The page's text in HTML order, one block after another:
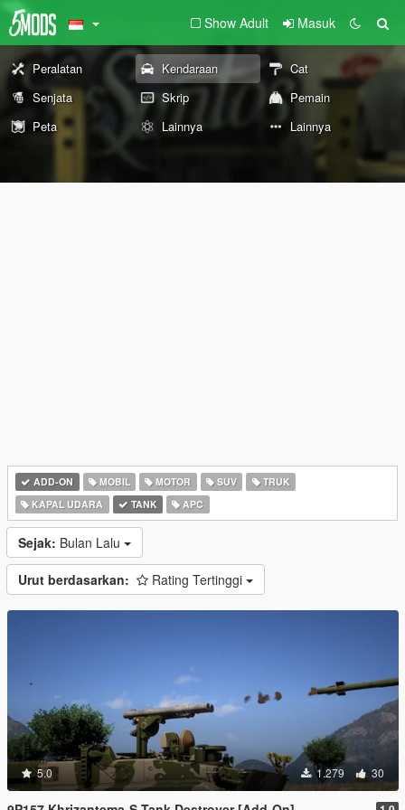
Show Adult Masuk
Peralatan Kendaraan
Cat
Senjata
Skrip
Pemain
Peta
Lainnya Lainnya
ADD-ON MOBIL MOTOR SUV
TRUK
KAPAL UDARA
TANK APC
Sejak: Bulan Lalu
Urut berdasarkan: Rating Tertinggi
5.0 1.279 30